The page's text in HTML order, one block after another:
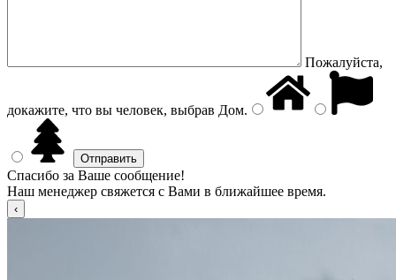
Пожалуйста,
докажите, что вы человек, выбрав Дом.
Спасибо за Ваше сообщение!
Наш менеджер свяжется с Вами в ближайшее время.